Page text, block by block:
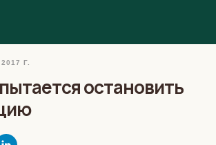
Г.
остановить